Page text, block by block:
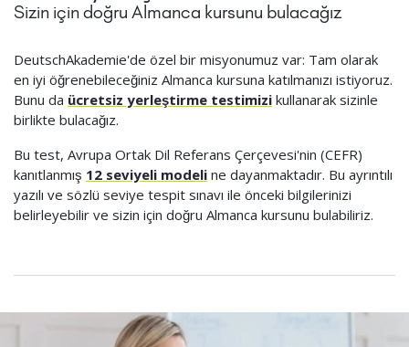
Sizin için doğru Almanca kursunu bulacağız
DeutschAkademie'de özel bir misyonumuz var: Tam olarak
en iyi öğrenebileceğiniz Almanca kursuna katılmanızı istiyoruz.
Bunu da ücretsiz yerleştirme testimizi kullanarak sizinle
birlikte bulacağız.
Bu test, Avrupa Ortak Dil Referans Çerçevesi'nin (CEFR)
kanıtlanmış 12 seviyeli modeli ne dayanmaktadır. Bu ayrıntılı
yazılı ve sözlü seviye tespit sınavı ile önceki bilgilerinizi
belirleyebilir ve sizin için doğru Almanca kursunu bulabiliriz.